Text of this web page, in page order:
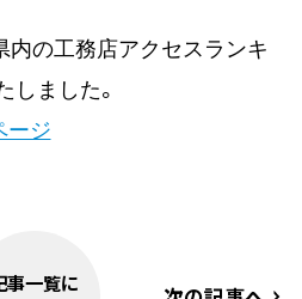
の工務店アクセスランキ
ました。
ージ
事一覧に